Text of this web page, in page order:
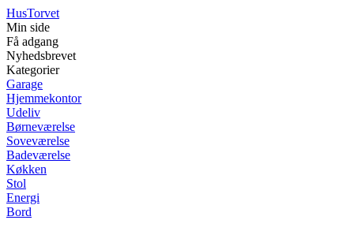
HusTorvet
Min side
Få adgang
Nyhedsbrevet
Kategorier
Garage
Hjemmekontor
Udeliv
Børneværelse
Soveværelse
Badeværelse
Køkken
Stol
Energi
Bord